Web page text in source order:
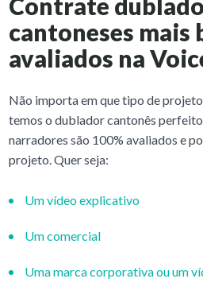
cantoneses mais
avaliados na
Não importa em que tipo de
temos o dublador cantonês perfeito
narradores são 100% avaliados e
projeto. Quer seja:
Um vídeo explicativo
Um comercial
Uma marca corporativa ou um